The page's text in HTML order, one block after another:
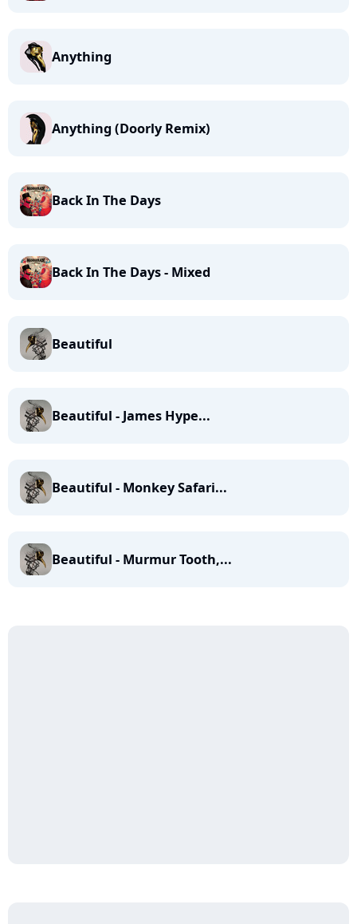
Anything
Anything (Doorly Remix)
Back In The Days
Back In The Days - Mixed
Beautiful
Beautiful - James Hype...
Beautiful - Monkey Safari...
Beautiful - Murmur Tooth,...